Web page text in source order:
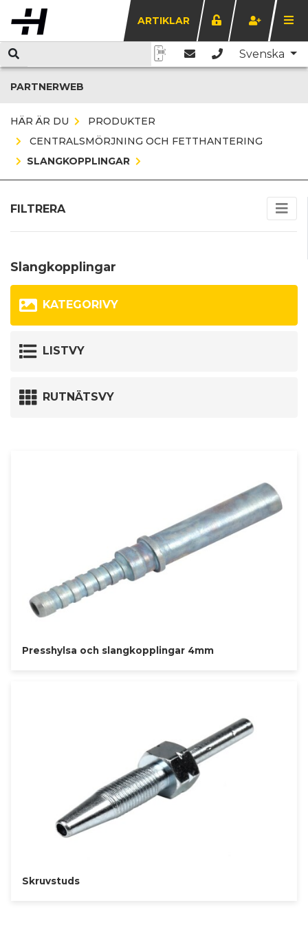
ARTIKLAR
Svenska
PARTNERWEB
HÄR ÄR DU
PRODUKTER
CENTRALSMÖRJNING OCH FETTHANTERING
SLANGKOPPLINGAR
FILTRERA
Slangkopplingar
KATEGORIVY
LISTVY
RUTNÄTSVY
Presshylsa och slangkopplingar 4mm
Skruvstuds